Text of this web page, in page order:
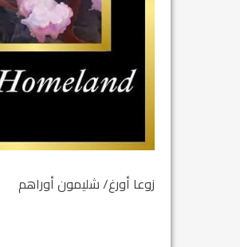
زوعا أورغ/ شليمون أوراهم